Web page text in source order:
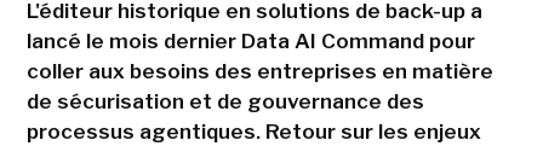
L'éditeur historique en solutions de back-up a
lancé le mois dernier Data AI Command pour
coller aux besoins des entreprises en matière
de sécurisation et de gouvernance des
processus agentiques. Retour sur les enjeux